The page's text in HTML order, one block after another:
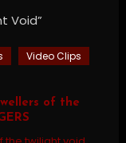
Video Clips
of the